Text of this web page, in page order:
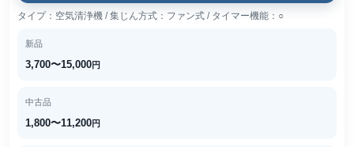
タイプ：空気清浄機 / 集じん方式：ファン式 / タイマー機能：○
新品
3,700〜15,000円
中古品
1,800〜11,200円